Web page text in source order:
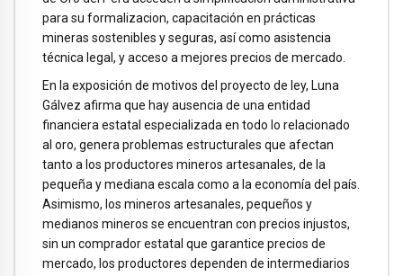
para su formalizacion, capacitación en prácticas
mineras sostenibles y seguras, así como asistencia
técnica legal, y acceso a mejores precios de mercado.
En la exposición de motivos del proyecto de ley, Luna
Gálvez afirma que hay ausencia de una entidad
financiera estatal especializada en todo lo relacionado
al oro, genera problemas estructurales que afectan
tanto a los productores mineros artesanales, de la
pequeña y mediana escala como a la economía del país.
Asimismo, los mineros artesanales, pequeños y
medianos mineros se encuentran con precios injustos,
sin un comprador estatal que garantice precios de
mercado, los productores dependen de intermediarios